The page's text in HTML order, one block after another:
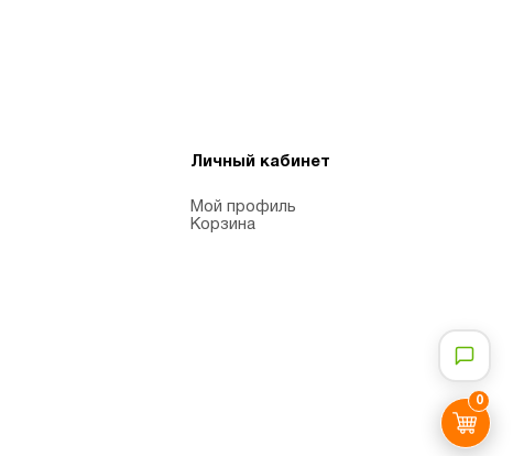
0
Личный кабинет
Мой профиль
Корзина